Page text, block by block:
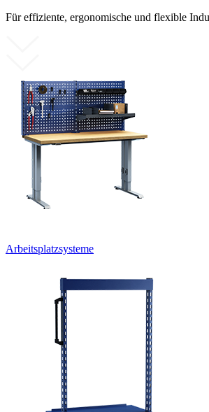
Für effiziente, ergonomische und flexible
Arbeitsplatzsysteme